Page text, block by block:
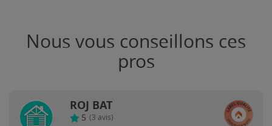
Nous vous conseillons ces
pros
ROJ BAT
5 (3 avis)